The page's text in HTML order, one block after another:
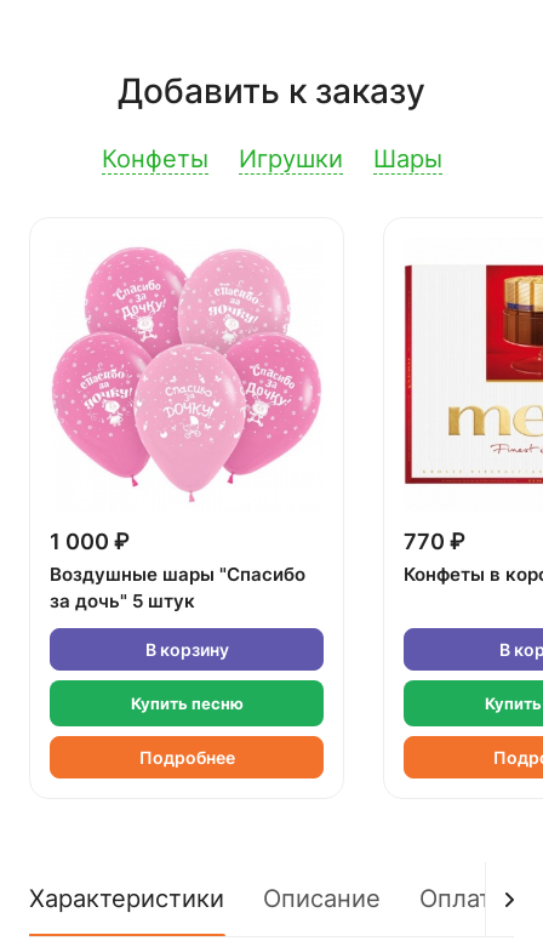
Добавить к заказу
Конфеты Игрушки Шары
1 000 ₽
Воздушные шары "Спасибо
за дочь" 5 штук
В корзину
Купить песню
Подробнее
770 ₽
Конфеты в
В
Характеристики Описание Оплата